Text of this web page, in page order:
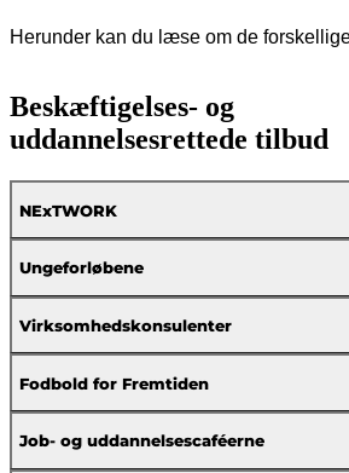
Herunder kan du læse om de
Beskæftigelses- og
uddannelsesrettede tilbud
NExTWORK
Ungeforløbene
Virksomhedskonsulenter
Fodbold for Fremtiden
Job- og uddannelsescaféerne